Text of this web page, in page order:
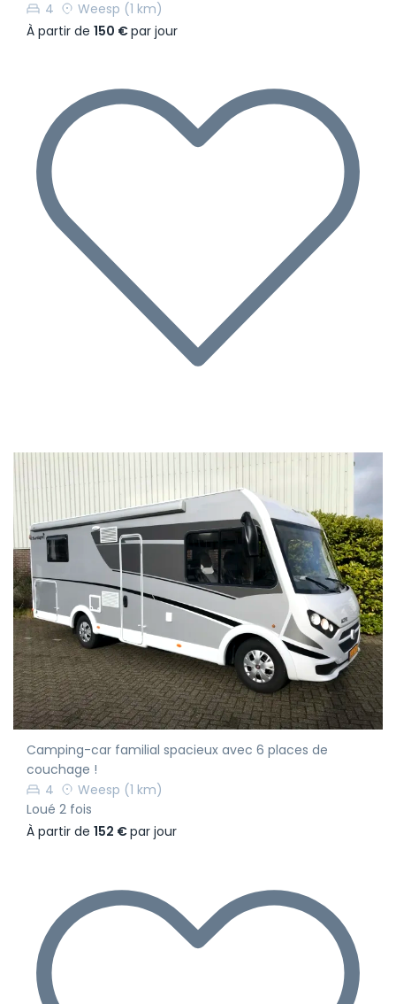
4 Weesp (1 km)
À partir de 150 €par jour
Camping-car familial spacieux avec 6 places de
couchage !
4
Weesp (1 km)
Loué 2 fois
À partir de 152 €par jour